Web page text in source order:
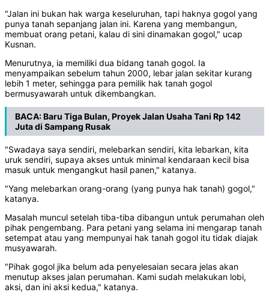
"Jalan ini bukan hak warga keseluruhan, tapi haknya gogol yang
punya tanah sepanjang jalan ini. Karena yang membangun,
membuat orang petani, kalau di sini dinamakan gogol," ucap
Kusnan.
Menurutnya, ia memiliki dua bidang tanah gogol. Ia
menyampaikan sebelum tahun 2000, lebar jalan sekitar kurang
lebih 1 meter, sehingga para pemilik hak tanah gogol
bermusyawarah untuk dikembangkan.
BACA:Baru Tiga Bulan, Proyek Jalan Usaha Tani Rp 142
Juta di Sampang Rusak
"Swadaya saya sendiri, melebarkan sendiri, kita lebarkan, kita
uruk sendiri, supaya akses untuk minimal kendaraan kecil bisa
masuk untuk mengangkut hasil panen," katanya.
"Yang melebarkan orang-orang (yang punya hak tanah) gogol,"
katanya.
Masalah muncul setelah tiba-tiba dibangun untuk perumahan oleh
pihak pengembang. Para petani yang selama ini mengarap tanah
setempat atau yang mempunyai hak tanah gogol itu tidak diajak
musyawarah.
"Pihak gogol jika belum ada penyelesaian secara jelas akan
menutup akses jalan perumahan. Kami sudah melakukan lobi,
aksi, dan ini aksi kedua," katanya.